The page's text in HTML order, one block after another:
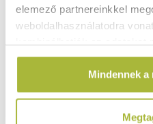
elemező partnereinkkel
weboldalhasználatodra
amelyeket Te adtál meg
használt más Mindennek a